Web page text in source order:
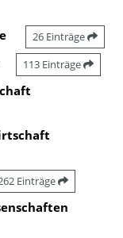
26 Einträge
113 Einträge
Einträge